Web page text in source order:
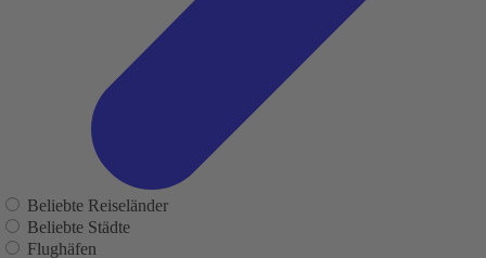
Beliebte Reiseländer
Beliebte Städte
Flughäfen